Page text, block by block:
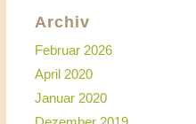
Archiv
Februar 2026
April 2020
Januar 2020